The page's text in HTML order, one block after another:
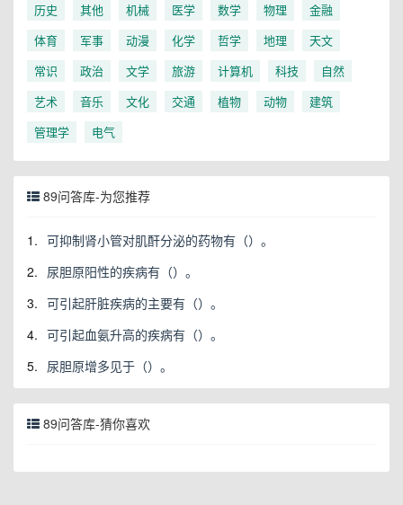
历史 其他 机械 医学 数学 物理
金融
体育
军事 动漫 化学 哲学 地理
天文
常识
政治 文学 旅游 计算机 科技
自然
艺术
音乐 文化 交通 植物 动物
建筑
管理学
电气
89问答库-为您推荐
1. 可抑制肾小管对肌酐分泌的药物有（）。
2. 尿胆原阳性的疾病有（）。
3. 可引起肝脏疾病的主要有（）。
4. 可引起血氨升高的疾病有（）。
5. 尿胆原增多见于（）。
89问答库-猜你喜欢